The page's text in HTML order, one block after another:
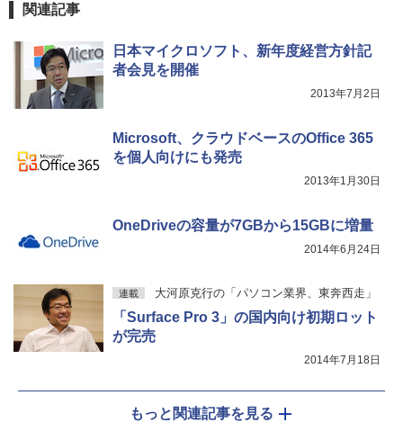
版ビッグガンガンコミックス)
関連記事
日本マイクロソフト、新年度経営方針記
者会見を開催
2013年7月2日
Microsoft、クラウドベースのOffice 365
を個人向けにも発売
2013年1月30日
OneDriveの容量が7GBから15GBに増量
2014年6月24日
連載 大河原克行の「パソコン業界、東奔西走」
「Surface Pro 3」の国内向け初期ロット
が完売
2014年7月18日
もっと関連記事を見る